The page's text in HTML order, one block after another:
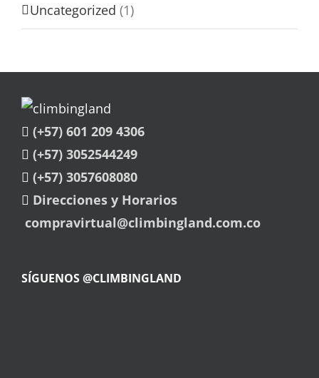
Uncategorized (1)
(+57) 601 209 4306
(+57) 3052544249
(+57) 3057608080
Direcciones y Horarios
compravirtual@climbingland.com.co
SÍGUENOS @CLIMBINGLAND